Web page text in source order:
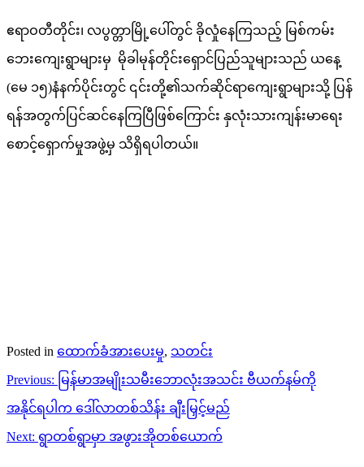
ဧရာဝတီတိုင်း၊ လပွတ္တာမြို့ပေါ်တွင် ခိုလှုံနေကြသည့် မြစ်ကမ်း
ဘေးကျေးရွာများမှ မိုခါမုန်တိုင်းရှောင်ပြည်သူများသည် ယနေ့
(မေ ၁၅)နံနက်ပိုင်းတွင် ၎င်းတို့၏သက်ဆိုင်ရာကျေးရွာများသို့ ပြန်
ရန်အတွက်ပြင်ဆင်နေကြပြီဖြစ်ကြောင်း နှလုံးသားကျန်းမာရေး
စောင့်ရှောက်မှုအဖွဲ့မှ သိရှိရပါတယ်။
Posted in ထောက်ခံအားပေးမှု, သတင်း
Post
navigation
Previous: မြန်မာအမျိုးသမီးဘောလုံးအသင်း ဗီယက်နမ်ကို
အနိုင်ရပါက ဒေါ်လာတစ်သိန်း ချီးမြှင့်မည်
Next: ရွာတစ်ရွာမှာ အဖွားအိုတစ်ယောက်